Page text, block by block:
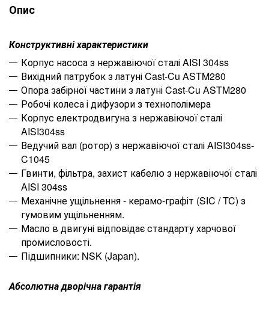
Опис
Конструктивні характеристики
Корпус насоса з нержавіючої сталіAISI 304ss
Вихідний патрубок з латуніCast-Cu ASTM280
Опора забірної частини з латуніCast-Cu ASTM280
Робочі колеса і дифузори з технополімера
Корпус електродвигуна з нержавіючої сталі
AISI304ss
Ведучий вал (ротор) з нержавіючої сталі AISI304ss-
C1045
Гвинти, фільтра, захист кабелю з нержавіючої сталі
AISI 304ss
Механічне ущільнення - керамо-графіт (SIC / TC) з
гумовим ущільненням.
Масло в двигуні відповідає стандарту харчової
промисловості.
Підшипники: NSK (Japan).
Абсолютна дворічна гарантія